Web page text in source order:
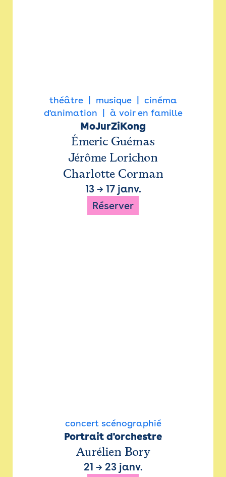
théâtre musique
cinéma
d'animation
à voir en famille
MoJurZiKong
Émeric Guémas
Jérôme Lorichon
Charlotte Corman
13→ 17 janv.
Réserver
concert scénographié
Portrait d'orchestre
Aurélien Bory
21 → 23 janv.